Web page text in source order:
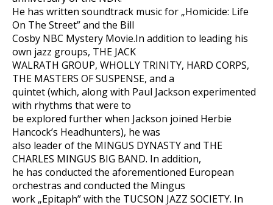
He has written soundtrack music for „Homicide: Life
On The Street” and the Bill
Cosby NBC Mystery Movie.In addition to leading his
own jazz groups, THE JACK
WALRATH GROUP, WHOLLY TRINITY, HARD CORPS,
THE MASTERS OF SUSPENSE, and a
quintet (which, along with Paul Jackson experimented
with rhythms that were to
be explored further when Jackson joined Herbie
Hancock’s Headhunters), he was
also leader of the MINGUS DYNASTY and THE
CHARLES MINGUS BIG BAND. In addition,
he has conducted the aforementioned European
orchestras and conducted the Mingus
work „Epitaph” with the TUCSON JAZZ SOCIETY. In